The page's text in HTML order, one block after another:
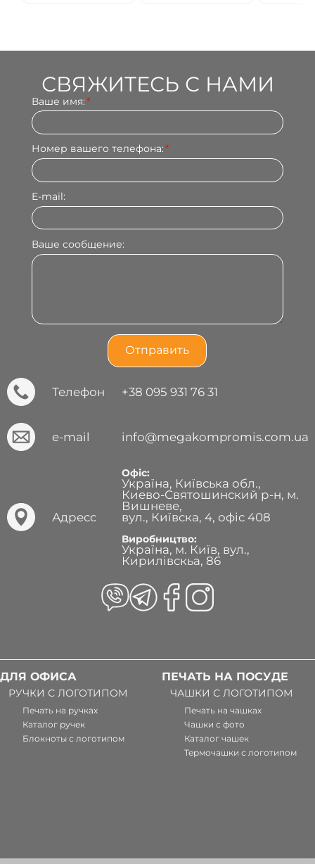
СВЯЖИТЕСЬ С НАМИ
Ваше имя:*
Номер вашего телефона:*
E-mail:
Ваше сообщение:
Телефон +38 095 931 76 31
e-mail info@megakompromis.com.ua
Адресс
Офіс:
Україна, Київська обл.,
Киево-Святошинский р-н, м.
Вишневе,
вул., Київска, 4, офіс 408
Виробництво:
Україна, м. Київ, вул.,
Кирилівскьа, 86
ДЛЯ ОФИСА
РУЧКИ С ЛОГОТИПОМ
Печать на ручках
Каталог ручек
Блокноты с логотипом
ПЕЧАТЬ НА ПОСУДЕ
ЧАШКИ С ЛОГОТИПОМ
Печать на чашках
Чашки с фото
Каталог чашек
Термочашки с логотипом